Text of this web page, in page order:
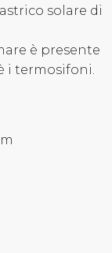
solare di
è presente
i termosifoni.